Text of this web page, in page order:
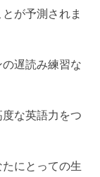
が予測されま
遅読み練習な
な英語力をつ
にとっての生